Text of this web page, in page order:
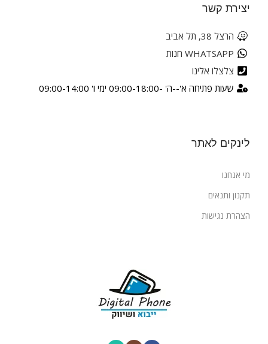
יצירת קשר
הרצל 38, תל אביב
WHATSAPP חנות
צלצלו אלינו
שעות פתיחה א'--ה' -09:00-18:00 ימי ו' 09:00-14:00
לינקים לאתר
מי אנחנו
תקנון ותנאים
הצהרת נגישות